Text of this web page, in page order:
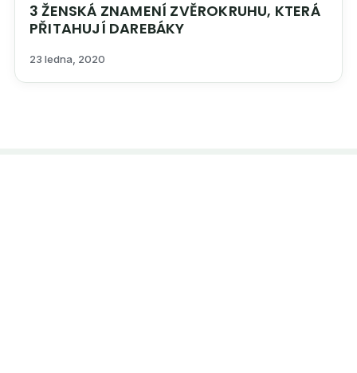
3 ŽENSKÁ ZNAMENÍ ZVĚROKRUHU, KTERÁ
PŘITAHUJÍ DAREBÁKY
23 ledna, 2020